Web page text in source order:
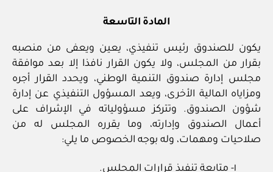
المادة التاسعة
يكون للصندوق رئيس تنفيذي، يعين ويعفى من منصبه
بقرار من المجلس، ولا يكون القرار نافذا إلا بعد موافقة
مجلس إدارة صندوق التنمية الوطني، ويحدد القرار أجره
ومزاياه المالية الأخرى، ويعد المسؤول التنفيذي عن إدارة
شؤون الصندوق. وتتركز مسؤولياته في الإشراف على
أعمال الصندوق وإدارته، وما يقرره المجلس له من
صلاحيات ومهمات، وله بوجه الخصوص ما يلي:
١- متابعة تنفيذ قرارات المجلس.